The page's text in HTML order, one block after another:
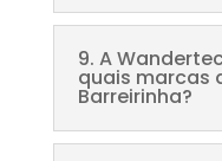
9. A
quais marcas
Barreirinha?